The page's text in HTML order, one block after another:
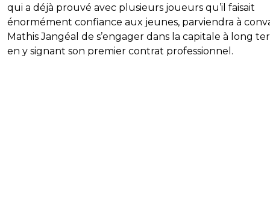
qui a déjà prouvé avec plusieurs joueurs qu’il faisait
énormément confiance aux jeunes, parviendra à
Mathis Jangéal de s’engager dans la capitale à long
en y signant son premier contrat professionnel.